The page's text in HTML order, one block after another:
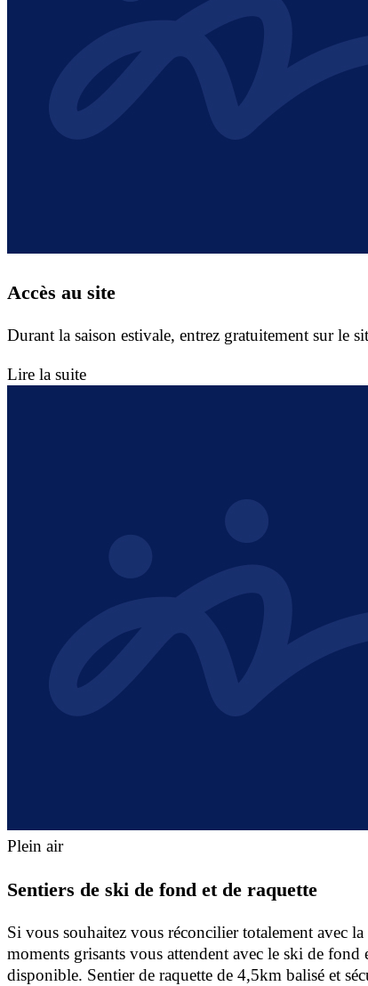
Accès au site
Durant la saison estivale, entrez gratuitement sur le
Lire la suite
Plein air
Sentiers de ski de fond et de raquette
Si vous souhaitez vous réconcilier totalement avec
moments grisants vous attendent avec le ski de
disponible. Sentier de raquette de 4,5km balisé et